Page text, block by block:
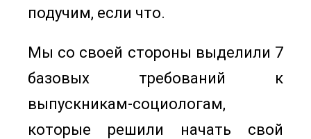
подучим, если что.
Мы со своей стороны выделили 7
базовых требований к
выпускникам-социологам,
которые решили начать свой